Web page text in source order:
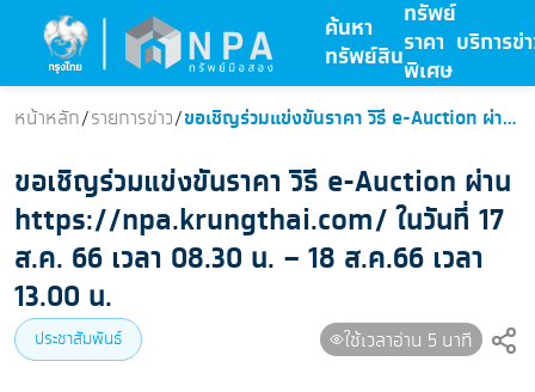
ค้นหา
ทรัพย์สิน
ทรัพย์
ราคา
พิเศษ
บริการข่
หน้าหลัก/รายการข่าว/ ขอเชิญร่วมแข่งขันราคา วิธี e-Auction ผ่าน https://npa.krungthai.com/ ในวันที่ 17 ส.ค. 66 เวลา 08.30 น. – 18 ส.ค.66 เวลา 13.00 น.
ขอเชิญร่วมแข่งขันราคา วิธี e-Auction ผ่าน
https://npa.krungthai.com/ ในวันที่ 17
ส.ค. 66 เวลา 08.30 น. – 18 ส.ค.66 เวลา
13.00 น.
ประชาสัมพันธ์ ใช้เวลาอ่าน 5 นาที